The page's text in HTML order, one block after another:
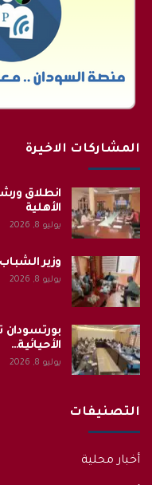
المشاركات الاخيرة
انطلاق
الأهلية
يوليو 8, 2026
وزير
يوليو 8, 2026
بورتسودان
الأحيائية…
يوليو 8, 2026
التصنيفات
أخبار محلية